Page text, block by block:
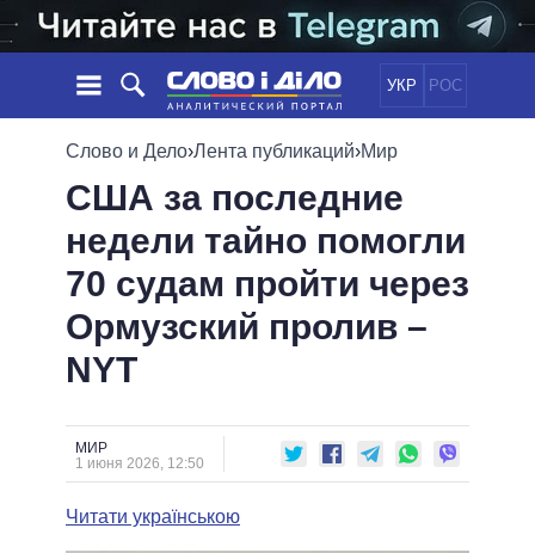
УКР РОС
НОВОСТИ
ЛЕНТА
СОБЫТИЯ
СТАТЬИ
МНЕНИЯ
ОБЗОРЫ
ДАЙДЖЕСТЫ
ПОЛИТИКА
ЭКОНОМИКА
ОБЩЕСТВО
ОБЕЩАНИЯ
ПОЛИТИКИ
ВСЕ ПОЛИТИКИ
ПРЕЗИДЕНТ И ОФИС
ВЕРХОВНАЯ РАДА
ГЛАВЫ ОБЛАДМИНИСТРАЦИЙ
МЭРЫ
ВСЕ ПЕРСОНЫ
ИНФОГРАФИКА
СРАВНЕНИЕ ПОЛИТИКОВ
Слово и Дело›Лента публикаций›Мир
США за последние
недели тайно помогли
70 судам пройти через
Ормузский пролив –
NYT
МИР
1 июня 2026, 12:50
Читати українською